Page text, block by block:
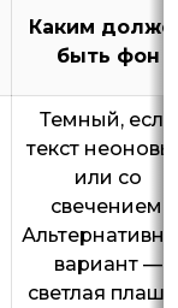
Каким
быть фон
Темный, если
текст
или со
свечением.
вариант —
светлая